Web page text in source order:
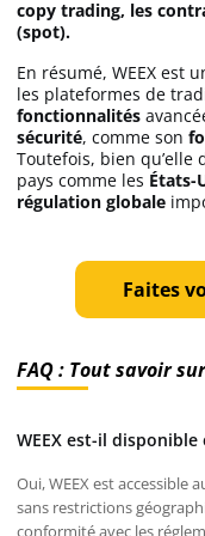
copy trading, les
(spot).
En résumé, WEEX est
les plateformes de
fonctionnalités
sécurité, comme son
Toutefois, bien qu’elle
pays comme les États-
régulation globale
Faites
FAQ : Tout savoir sur
WEEX est-il disponible
Oui, WEEX est accessible
sans restrictions
conformité avec les